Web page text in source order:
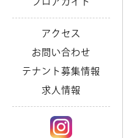
アクセス
お問い合わせ
テナント募集情報
求人情報